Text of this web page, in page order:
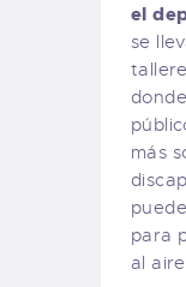
el
se
más
para
al